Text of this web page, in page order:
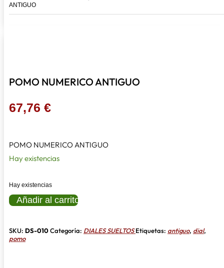
ANTIGUO
POMO NUMERICO ANTIGUO
67,76 €
POMO NUMERICO ANTIGUO
Hay existencias
Hay existencias
POMO
NUMERICO
Añadir al carrito
SKU: DS-010Categoría: DIALES SUELTOSEtiquetas: antiguo, dial,
pomo